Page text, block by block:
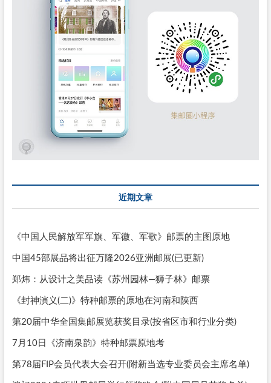
近期文章
《中国人民解放军军旗、军徽、军歌》邮票的主图原地
中国45部展品将出征万隆2026亚洲邮展(已更新)
郑炜：从设计之美品读《苏州园林—狮子林》邮票
《封神演义(二)》特种邮票的原地在河南和陕西
第20届中华全国集邮展览获奖目录(按省区市和行业分类)
7月10日《济南泉韵》特种邮票原地考
第78届FIP会员代表大会召开(附新当选专业委员会主席名单)